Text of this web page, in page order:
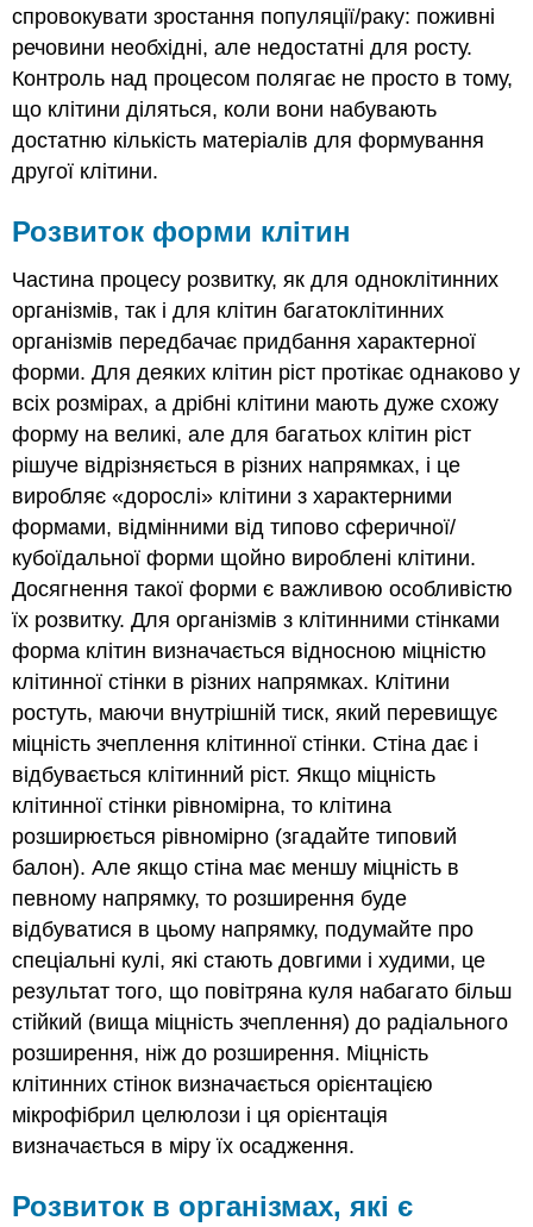
спровокувати зростання популяції/раку: поживні
речовини необхідні, але недостатні для росту.
Контроль над процесом полягає не просто в тому,
що клітини діляться, коли вони набувають
достатню кількість матеріалів для формування
другої клітини.
Розвиток форми клітин
Частина процесу розвитку, як для одноклітинних
організмів, так і для клітин багатоклітинних
організмів передбачає придбання характерної
форми. Для деяких клітин ріст протікає однаково у
всіх розмірах, а дрібні клітини мають дуже схожу
форму на великі, але для багатьох клітин ріст
рішуче відрізняється в різних напрямках, і це
виробляє «дорослі» клітини з характерними
формами, відмінними від типово сферичної/
кубоїдальної форми щойно вироблені клітини.
Досягнення такої форми є важливою особливістю
їх розвитку. Для організмів з клітинними стінками
форма клітин визначається відносною міцністю
клітинної стінки в різних напрямках. Клітини
ростуть, маючи внутрішній тиск, який перевищує
міцність зчеплення клітинної стінки. Стіна дає і
відбувається клітинний ріст. Якщо міцність
клітинної стінки рівномірна, то клітина
розширюється рівномірно (згадайте типовий
балон). Але якщо стіна має меншу міцність в
певному напрямку, то розширення буде
відбуватися в цьому напрямку, подумайте про
спеціальні кулі, які стають довгими і худими, це
результат того, що повітряна куля набагато більш
стійкий (вища міцність зчеплення) до радіального
розширення, ніж до розширення. Міцність
клітинних стінок визначається орієнтацією
мікрофібрил целюлози і ця орієнтація
визначається в міру їх осадження.
Розвиток в організмах, які є